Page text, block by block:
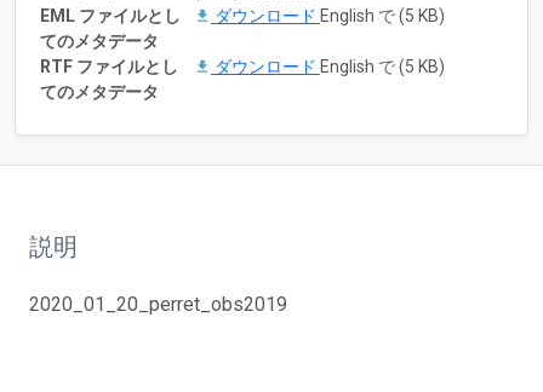
EML ファイルとし
てのメタデータ
ダウンロード English で (5 KB)
RTF ファイルとし
てのメタデータ
ダウンロード English で (5 KB)
説明
2020_01_20_perret_obs2019